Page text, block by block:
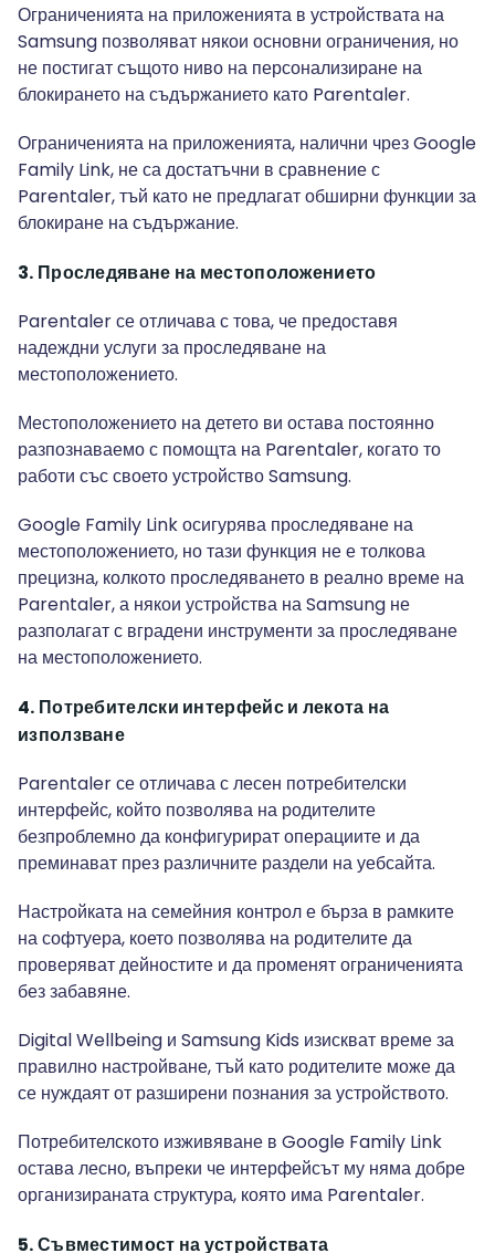
Ограниченията на приложенията в устройствата на
Samsung позволяват някои основни ограничения, но
не постигат същото ниво на персонализиране на
блокирането на съдържанието като Parentaler.
Ограниченията на приложенията, налични чрез Google
Family Link, не са достатъчни в сравнение с
Parentaler, тъй като не предлагат обширни функции за
блокиране на съдържание.
3. Проследяване на местоположението
Parentaler се отличава с това, че предоставя
надеждни услуги за проследяване на
местоположението.
Местоположението на детето ви остава постоянно
разпознаваемо с помощта на Parentaler, когато то
работи със своето устройство Samsung.
Google Family Link осигурява проследяване на
местоположението, но тази функция не е толкова
прецизна, колкото проследяването в реално време на
Parentaler, а някои устройства на Samsung не
разполагат с вградени инструменти за проследяване
на местоположението.
4. Потребителски интерфейс и лекота на
използване
Parentaler се отличава с лесен потребителски
интерфейс, който позволява на родителите
безпроблемно да конфигурират операциите и да
преминават през различните раздели на уебсайта.
Настройката на семейния контрол е бърза в рамките
на софтуера, което позволява на родителите да
проверяват дейностите и да променят ограниченията
без забавяне.
Digital Wellbeing и Samsung Kids изискват време за
правилно настройване, тъй като родителите може да
се нуждаят от разширени познания за устройството.
Потребителското изживяване в Google Family Link
остава лесно, въпреки че интерфейсът му няма добре
организираната структура, която има Parentaler.
5. Съвместимост на устройствата